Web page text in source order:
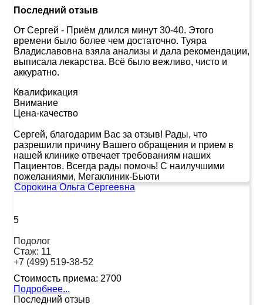
Последний отзыв
От Сергей - Приём длился минут 30-40. Этого
времени было более чем достаточно. Туяра
Владиславовна взяла анализы и дала рекомендации,
выписала лекарства. Всё было вежливо, чисто и
аккуратно.
Квалификация
Внимание
Цена-качество
Сергей, благодарим Вас за отзыв! Рады, что
разрешили причину Вашего обращения и прием в
нашей клинике отвечает требованиям наших
Пациентов. Всегда рады помочь! С наилучшими
пожеланиями, Мегаклиник-Бьюти
Сорокина Ольга Сергеевна
5
Подолог
Стаж: 11
+7 (499) 519-38-52
Стоимость приема: 2700
Подробнее...
Последний отзыв